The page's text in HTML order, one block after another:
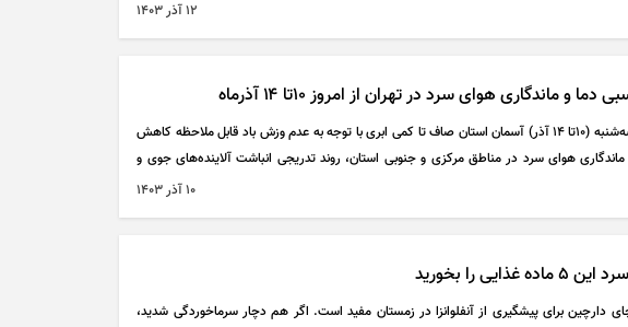
۱۲ آذر ۱۴۰۳
و ماندگاری هوای سرد در تهران از امروز ۱۰تا ۱۴ آذرماه
از شنبه تا سه‌شنبه (۱۰تا ۱۴ آذر) آسمان استان صاف تا کمی ابری با توجه به عدم وزش باد قابل ملاحظه کاهش
هوای سرد در مناطق مرکزی و جنوبی استان، روند تدریجی انباشت آلاینده‌های جوی و
۱۰ آذر ۱۴۰۳
غذایی را بخورید
دارچین برای پیشگیری از آنفلوانزا در زمستان مفید است. اگر هم دچار سرماخوردگی شدید،